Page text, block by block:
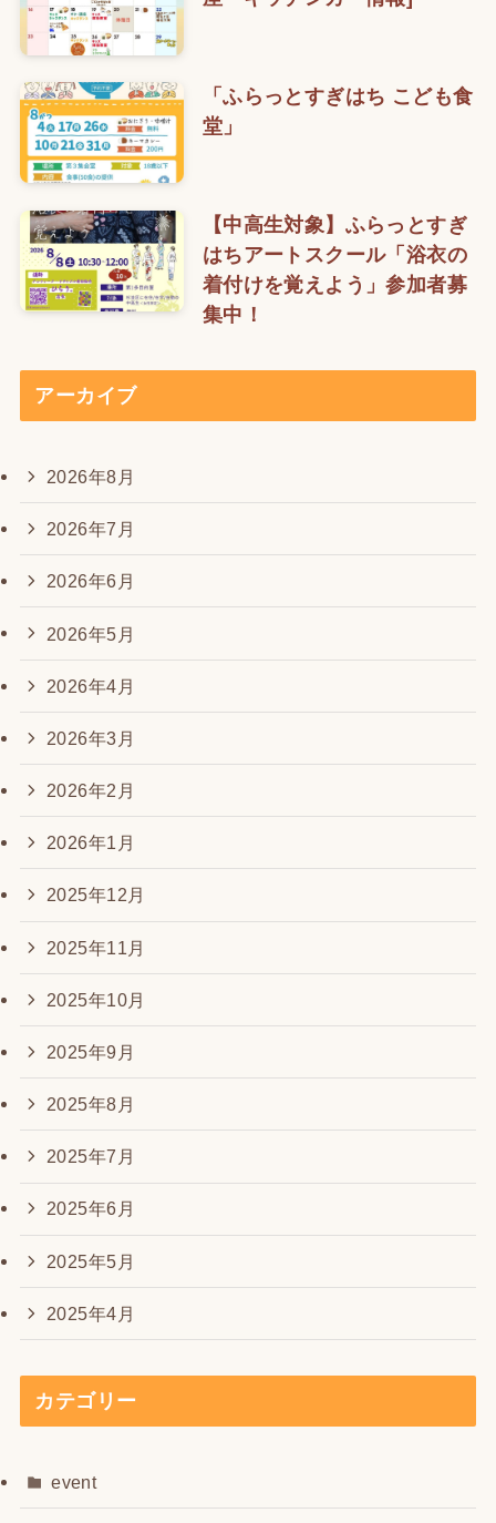
「ふらっとすぎはち こども食
堂」
【中高生対象】ふらっとすぎ
はちアートスクール「浴衣の
着付けを覚えよう」参加者募
集中！
アーカイブ
2026年8月
2026年7月
2026年6月
2026年5月
2026年4月
2026年3月
2026年2月
2026年1月
2025年12月
2025年11月
2025年10月
2025年9月
2025年8月
2025年7月
2025年6月
2025年5月
2025年4月
カテゴリー
event